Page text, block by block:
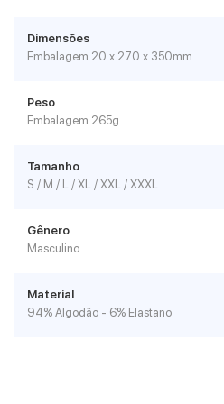
Dimensões
Embalagem 20 x 270 x 350mm
Peso
Embalagem 265g
Tamanho
S / M / L / XL / XXL / XXXL
Gênero
Masculino
Material
94% Algodão - 6% Elastano